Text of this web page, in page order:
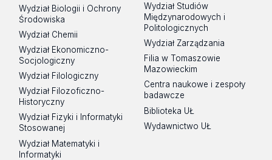
Wydział Biologii i Ochrony
Środowiska
Wydział Chemii
Wydział Ekonomiczno-
Socjologiczny
Wydział Filologiczny
Wydział Filozoficzno-
Historyczny
Wydział Fizyki i Informatyki
Stosowanej
Wydział Matematyki i
Informatyki
Wydział Studiów
Międzynarodowych i
Politologicznych
Wydział Zarządzania
Filia w Tomaszowie
Mazowieckim
Centra naukowe i zespoły
badawcze
Biblioteka UŁ
Wydawnictwo UŁ